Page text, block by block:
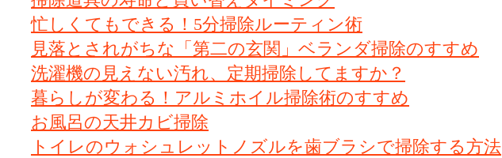
忙しくてもできる！5分掃除ルーティン術
見落とされがちな「第二の玄関」ベランダ掃除のすすめ
洗濯機の見えない汚れ、定期掃除してますか？
暮らしが変わる！アルミホイル掃除術のすすめ
お風呂の天井カビ掃除
トイレのウォシュレットノズルを歯ブラシで掃除する方法